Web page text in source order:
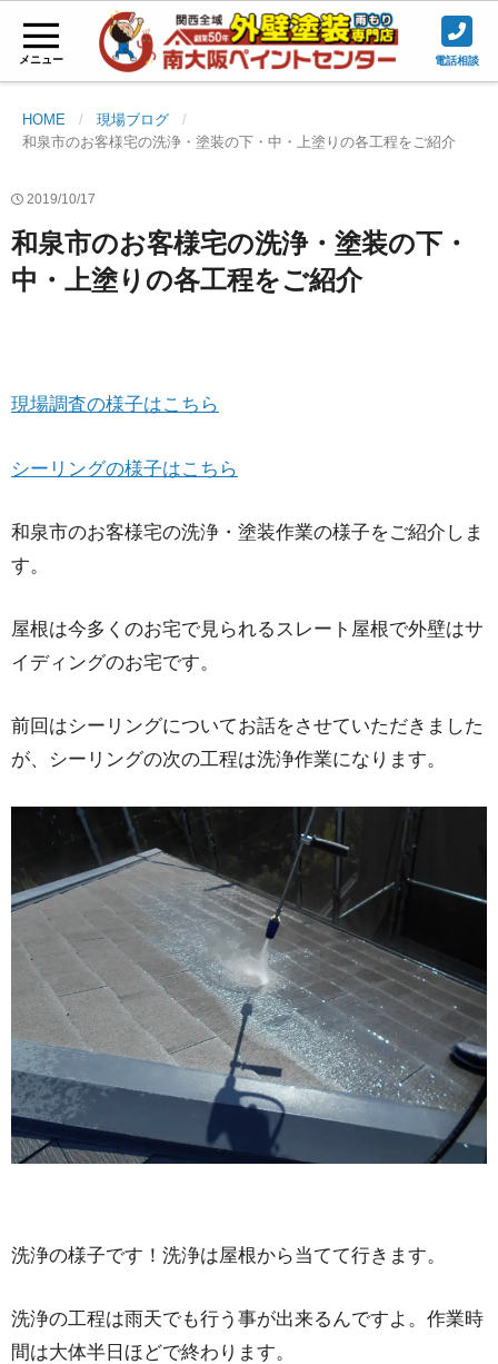
メニュー 電話相談
HOME
現場ブログ
和泉市のお客様宅の洗浄・塗装の下・中・上塗りの各工程をご紹介
2019/10/17
和泉市のお客様宅の洗浄・塗装の下・
中・上塗りの各工程をご紹介
現場調査の様子はこちら
シーリングの様子はこちら
和泉市のお客様宅の洗浄・塗装作業の様子をご紹介しま
す。
屋根は今多くのお宅で見られるスレート屋根で外壁はサ
イディングのお宅です。
前回はシーリングについてお話をさせていただきました
が、シーリングの次の工程は洗浄作業になります。
洗浄の様子です！洗浄は屋根から当てて行きます。
洗浄の工程は雨天でも行う事が出来るんですよ。作業時
間は大体半日ほどで終わります。